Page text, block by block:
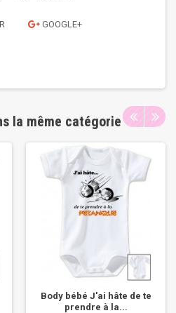
GOOGLE+
la même catégorie
Body bébé J'ai hâte de te
prendre à la...